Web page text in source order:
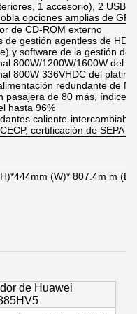
1 accesorio), 2 USB
opciones amplias de
de CD-ROM externo
de gestión agentless de
y software de la gestión del
800W/1200W/1600W del
800W 336VHDC del platino
redundante de
pasajera de 80 más, índice
hasta 96%
caliente-
certificación de SEPA
(W)* 807.4m m
de Huawei